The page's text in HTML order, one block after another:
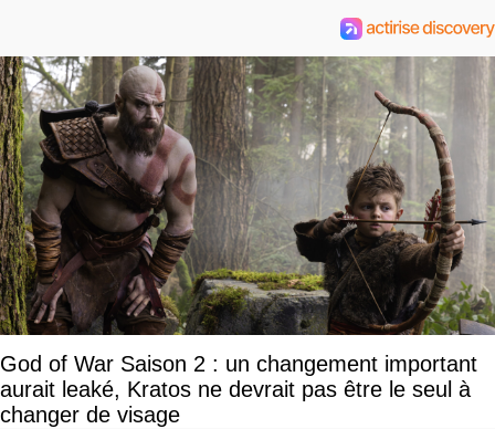
God of War Saison 2 : un changement important
aurait leaké, Kratos ne devrait pas être le seul à
changer de visage